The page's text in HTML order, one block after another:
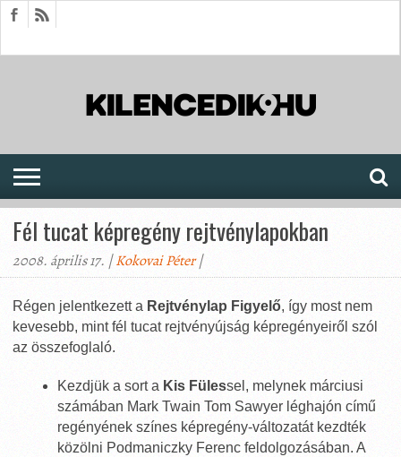
Fél tucat képregény rejtvénylapokban
2008. április 17. |Kokovai Péter|
Régen jelentkezett a Rejtvénylap Figyelő, így most nem
kevesebb, mint fél tucat rejtvényújság képregényeiről szól
az összefoglaló.
Kezdjük a sort a Kis Fülessel, melynek márciusi
számában Mark Twain Tom Sawyer léghajón című
regényének színes képregény-változatát kezdték
közölni Podmaniczky Ferenc feldolgozásában. A